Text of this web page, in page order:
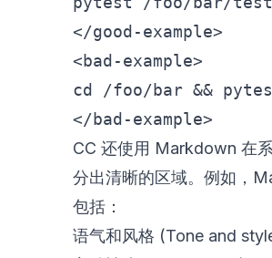
</good-example>
<bad-example>
</bad-example>
CC 还使用 Markdown 在
分出清晰的区域。例如，
包括：
语气和风格 (Tone and